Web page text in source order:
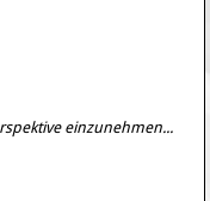
einzunehmen...